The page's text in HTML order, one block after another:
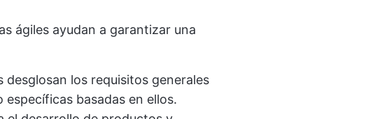
ágiles ayudan a garantizar una
desglosan los requisitos generales
basadas en ellos.